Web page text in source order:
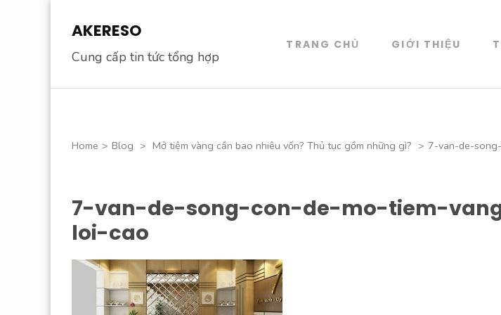
content
Enter)
AKERESO
Cung cấp tin tức tổng hợp
TRANG CHỦ GIỚI THIỆU
Home > Blog > Mở tiệm vàng cần bao nhiêu vốn? Thủ tục gồm những gì? > 7-van-de-
7-van-de-song-con-de-mo-tiem-
loi-cao